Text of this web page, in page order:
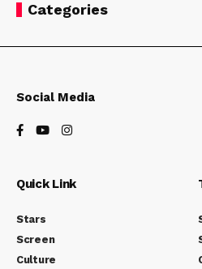
Categories
Social Media
Quick Link
Stars
Screen
Culture